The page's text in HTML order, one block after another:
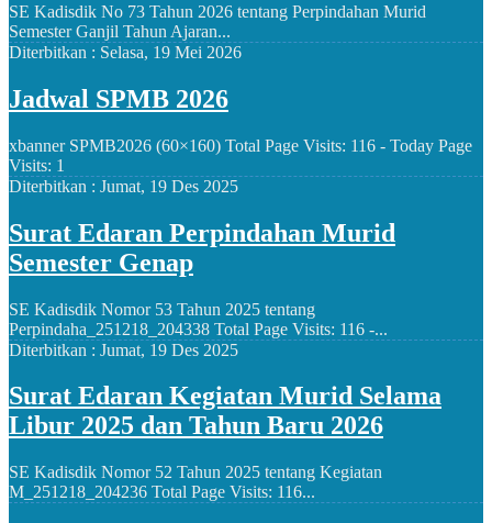
SE Kadisdik No 73 Tahun 2026 tentang Perpindahan Murid
Semester Ganjil Tahun Ajaran...
Diterbitkan : Selasa, 19 Mei 2026
Jadwal SPMB 2026
xbanner SPMB2026 (60×160) Total Page Visits: 116 - Today Page
Visits: 1
Diterbitkan : Jumat, 19 Des 2025
Surat Edaran Perpindahan Murid
Semester Genap
SE Kadisdik Nomor 53 Tahun 2025 tentang
Perpindaha_251218_204338 Total Page Visits: 116 -...
Diterbitkan : Jumat, 19 Des 2025
Surat Edaran Kegiatan Murid Selama
Libur 2025 dan Tahun Baru 2026
SE Kadisdik Nomor 52 Tahun 2025 tentang Kegiatan
M_251218_204236 Total Page Visits: 116...